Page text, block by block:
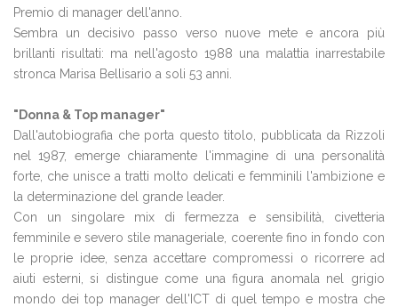
Premio di manager dell'anno.
Sembra un decisivo passo verso nuove mete e ancora più
brillanti risultati: ma nell'agosto 1988 una malattia inarrestabile
stronca Marisa Bellisario a soli 53 anni.
"Donna & Top manager"
Dall'autobiografia che porta questo titolo, pubblicata da Rizzoli
nel 1987, emerge chiaramente l'immagine di una personalità
forte, che unisce a tratti molto delicati e femminili l'ambizione e
la determinazione del grande leader.
Con un singolare mix di fermezza e sensibilità, civetteria
femminile e severo stile manageriale, coerente fino in fondo con
le proprie idee, senza accettare compromessi o ricorrere ad
aiuti esterni, si distingue come una figura anomala nel grigio
mondo dei top manager dell'ICT di quel tempo e mostra che